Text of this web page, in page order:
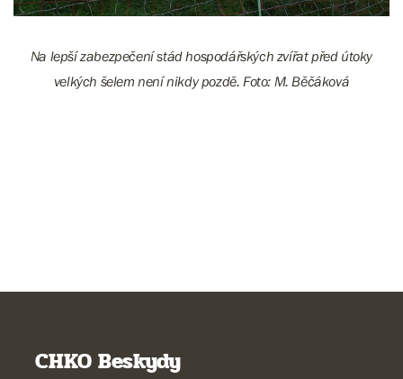
Na lepší zabezpečení stád hospodářských zvířat před útoky
velkých šelem není nikdy pozdě. Foto: M. Běčáková
CHKO Beskydy